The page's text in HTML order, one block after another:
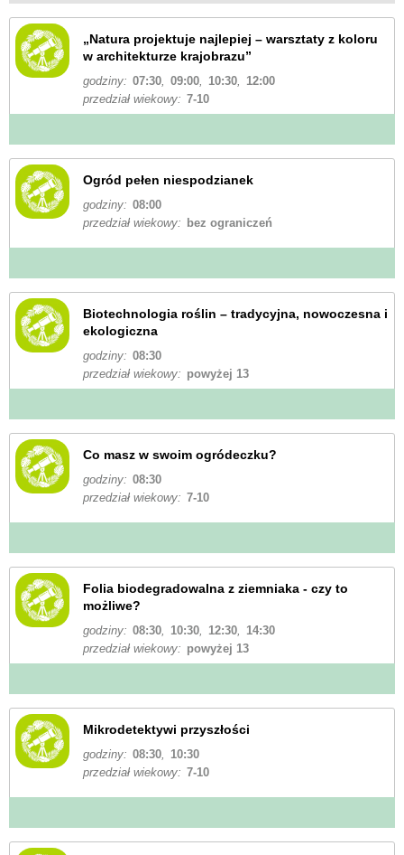
„Natura projektuje najlepiej – warsztaty z koloru
w architekturze krajobrazu”
godziny: 07:30, 09:00, 10:30,
12:00
przedział wiekowy: 7-10
Ogród pełen niespodzianek
godziny: 08:00
przedział wiekowy:
bez ograniczeń
Biotechnologia roślin – tradycyjna, nowoczesna i
ekologiczna
godziny: 08:30
przedział wiekowy: powyżej 13
Co masz w swoim ogródeczku?
godziny: 08:30
przedział wiekowy: 7-10
Folia biodegradowalna z ziemniaka - czy to
możliwe?
godziny: 08:30, 10:30, 12:30,
14:30
przedział wiekowy: powyżej 13
Mikrodetektywi przyszłości
godziny: 08:30,
10:30
przedział wiekowy: 7-10